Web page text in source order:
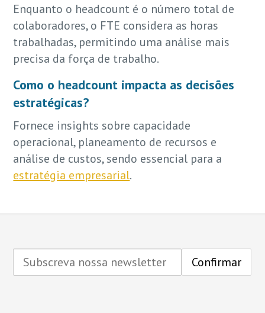
Enquanto o headcount é o número total de
colaboradores, o FTE considera as horas
trabalhadas, permitindo uma análise mais
precisa da força de trabalho.
Como o headcount impacta as decisões
estratégicas?
Fornece insights sobre capacidade
operacional, planeamento de recursos e
análise de custos, sendo essencial para a
estratégia empresarial.